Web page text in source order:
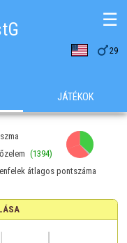
29
☰
JÁTÉKOK
(1394)
átlagos pontszáma